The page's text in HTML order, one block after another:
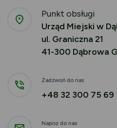
Punkt obsługi
Urząd Miejski w
ul. Graniczna 21
41-300 Dąbrowa
Zadzwoń do nas
+48 32 300 75 69
Napisz do nas